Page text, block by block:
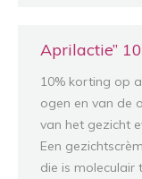
Aprilactie”
10% korting op
ogen en van de
van het gezicht
Een
die is moleculair